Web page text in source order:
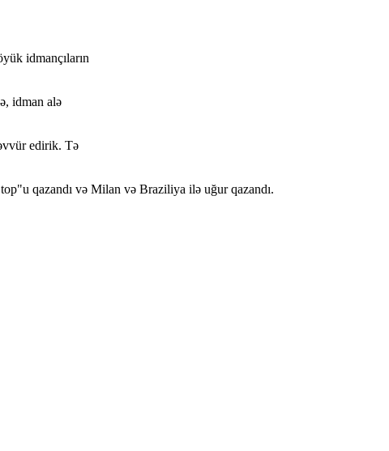
idmançıların
idman alə
edirik. Tə
qazandı və Milan və Braziliya ilə uğur qazandı.